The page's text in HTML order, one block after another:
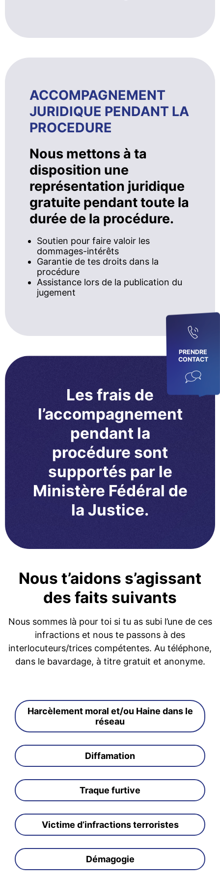
PRENDRE
CONTACT
ACCOMPAGNEMENT
JURIDIQUE PENDANT LA
PROCEDURE
Nous mettons à ta
disposition une
représentation juridique
gratuite pendant toute la
durée de la procédure.
Soutien pour faire valoir les
dommages-intérêts
Garantie de tes droits dans la
procédure
Assistance lors de la publication du
jugement
Les frais de
l’accompagnement
pendant la
procédure sont
supportés par le
Ministère Fédéral de
la Justice.
Nous t’aidons s’agissant
des faits suivants
Nous sommes là pour toi si tu as subi l’une de ces
infractions et nous te passons à des
interlocuteurs/trices compétentes. Au téléphone,
dans le bavardage, à titre gratuit et anonyme.
Harcèlement moral et/ou Haine dans le
réseau
Diffamation
Traque furtive
Victime d’infractions terroristes
Démagogie